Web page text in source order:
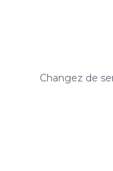
Changez de